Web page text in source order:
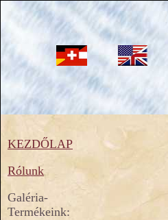
KEZDŐLAP
Rólunk
Galéria-
Termékeink: